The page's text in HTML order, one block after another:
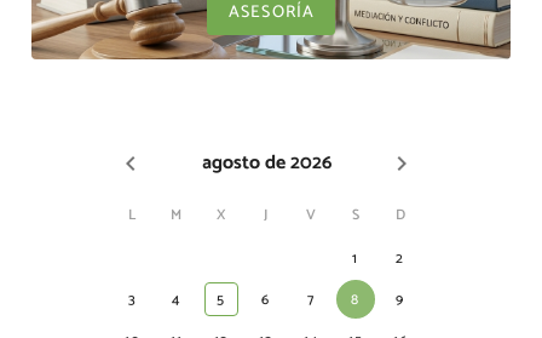
ASESORÍA
agosto de 2026
L M X J V S
D
1
2
3
4 5 6 7 8
9